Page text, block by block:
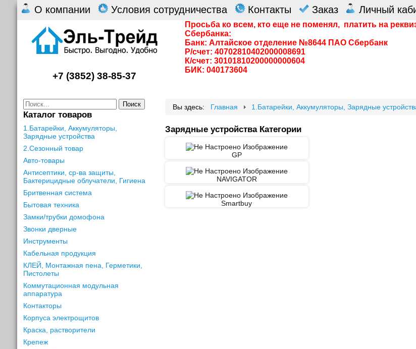
О компании Условия сотрудничества Контакты Заказ Личный
Просьба ко всем, кто еще не поменял, платить на
Сбербанка:
Банк: Алтайское отделение №8644 ПАО Сбербанк
Р/счет: 40702810402000008691
К/счет: 30101810200000000604
БИК: 040173604
+7 (3852) 38-85-37
Поиск
Каталог товаров
1.Батарейки, Аккумуляторы,
Зарядные устройства
2.Сезонный товар
Авто-товары
Антисептики, ср-ва защиты,
Бактерицидные облучатели, Гигиена
Бритвенная система
Бытовая техника
Замки/трубки домофона
Звонки дверные
Инструменты
Кабельная продукция
КЛЕЙ, Монтажная пена, Герметики,
Пистолеты
Коммутационная модульная
аппаратура
Контакторы
Корпуса электрощитов
Краска, растворители
Крепеж
Вы здесь: Главная 1.Батарейки, Аккумуляторы, Зарядные
Зарядные устройства Категории
GP
NAVIGATOR
Smartbuy